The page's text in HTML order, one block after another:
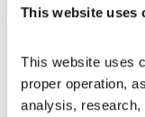
This website uses
This website uses
proper operation,
analysis, research,